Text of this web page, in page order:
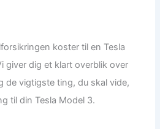
koster til en Tesla
giver dig et klart overblik over
de vigtigste ting, du skal vide,
til din Tesla Model 3.